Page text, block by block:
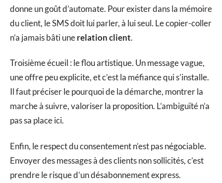
donne un goût d’automate. Pour exister dans la mémoire
du client, le SMS doit lui parler, à lui seul. Le copier-coller
n’a jamais bâti unerelation client.
Troisième écueil : le flou artistique. Un message vague,
une offre peu explicite, et c’est la méfiance qui s’installe.
Il faut préciser le pourquoi de la démarche, montrer la
marche à suivre, valoriser la proposition. L’ambiguïté n’a
pas sa place ici.
Enfin, le respect du consentement n’est pas négociable.
Envoyer des messages à des clients non sollicités, c’est
prendre le risque d’un désabonnement express.